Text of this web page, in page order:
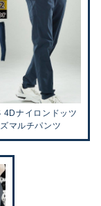
4Dナイロンドッツ
マルチパンツ